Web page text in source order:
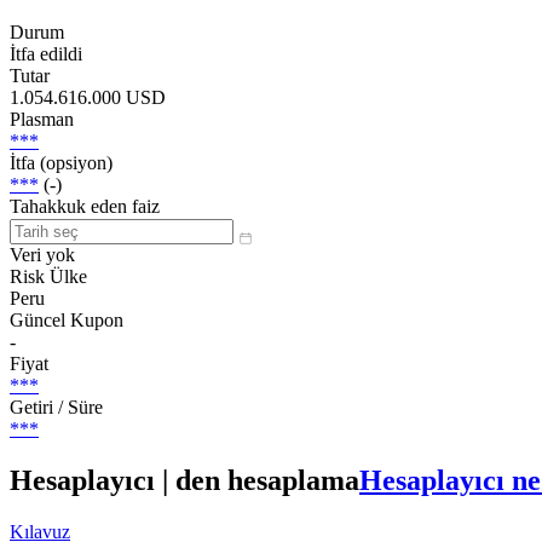
Durum
İtfa edildi
Tutar
1.054.616.000 USD
Plasman
***
İtfa (opsiyon)
*** (-)
Tahakkuk eden faiz
Veri yok
Risk Ülke
Peru
Güncel Kupon
-
Fiyat
***
Getiri / Süre
***
Hesaplayıcı | den hesaplamaHesaplayıcı
Kılavuz